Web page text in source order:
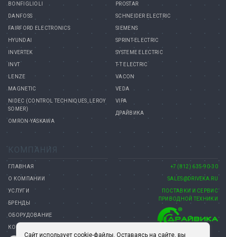
КОМПАНИЯ
ГЛАВНАЯ
О КОМПАНИИ
УСЛУГИ
БРЕНДЫ
ОБОРУДОВАНИЕ
КОНТАКТЫ
BONFIGLIOLI
DANFOSS
FAIRFORD ELECTRONICS
HYUNDAI
INVERTEK
INVT
LENZE
MAGNETIC
NIDEC (CONTROL TECHNIQUES, LEROY
SOMER)
OMRON-YASKAWA
PROSTAR
SCHNEIDER ELECTRIC
SIEMENS
SPRINT-ELECTRIC
SYSTEME ELECTRIC
T-T ELECTRIC
VACON
VEDA
VIPA
ДРАЙВИКА
+7 (812) 635-90-30
SALES@DRIVEKA.RU
ПОСТАВКИ И СЕРВИС
ПРИВОДНОЙ ТЕХНИКИ
Сайт использует cookie-файлы. Оставаясь на сайте, вы